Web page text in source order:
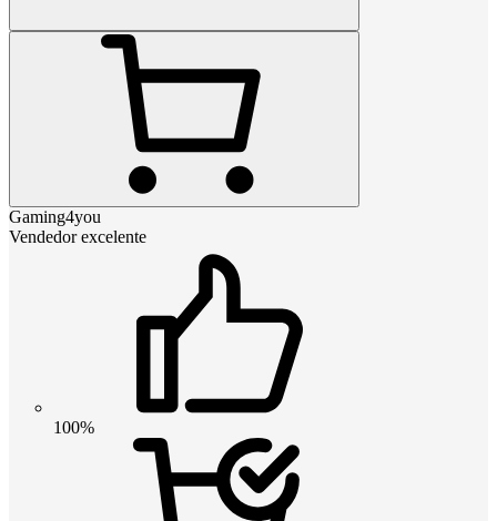
Gaming4you
Vendedor excelente
100%